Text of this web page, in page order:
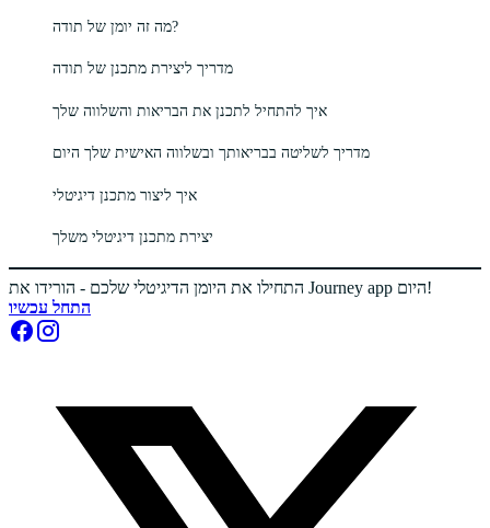
מה זה יומן של תודה?
מדריך ליצירת מתכנן של תודה
איך להתחיל לתכנן את הבריאות והשלווה שלך
מדריך לשליטה בבריאותך ובשלווה האישית שלך היום
איך ליצור מתכנן דיגיטלי
יצירת מתכנן דיגיטלי משלך
התחילו את היומן הדיגיטלי שלכם - הורידו את Journey app היום!
התחל עכשיו